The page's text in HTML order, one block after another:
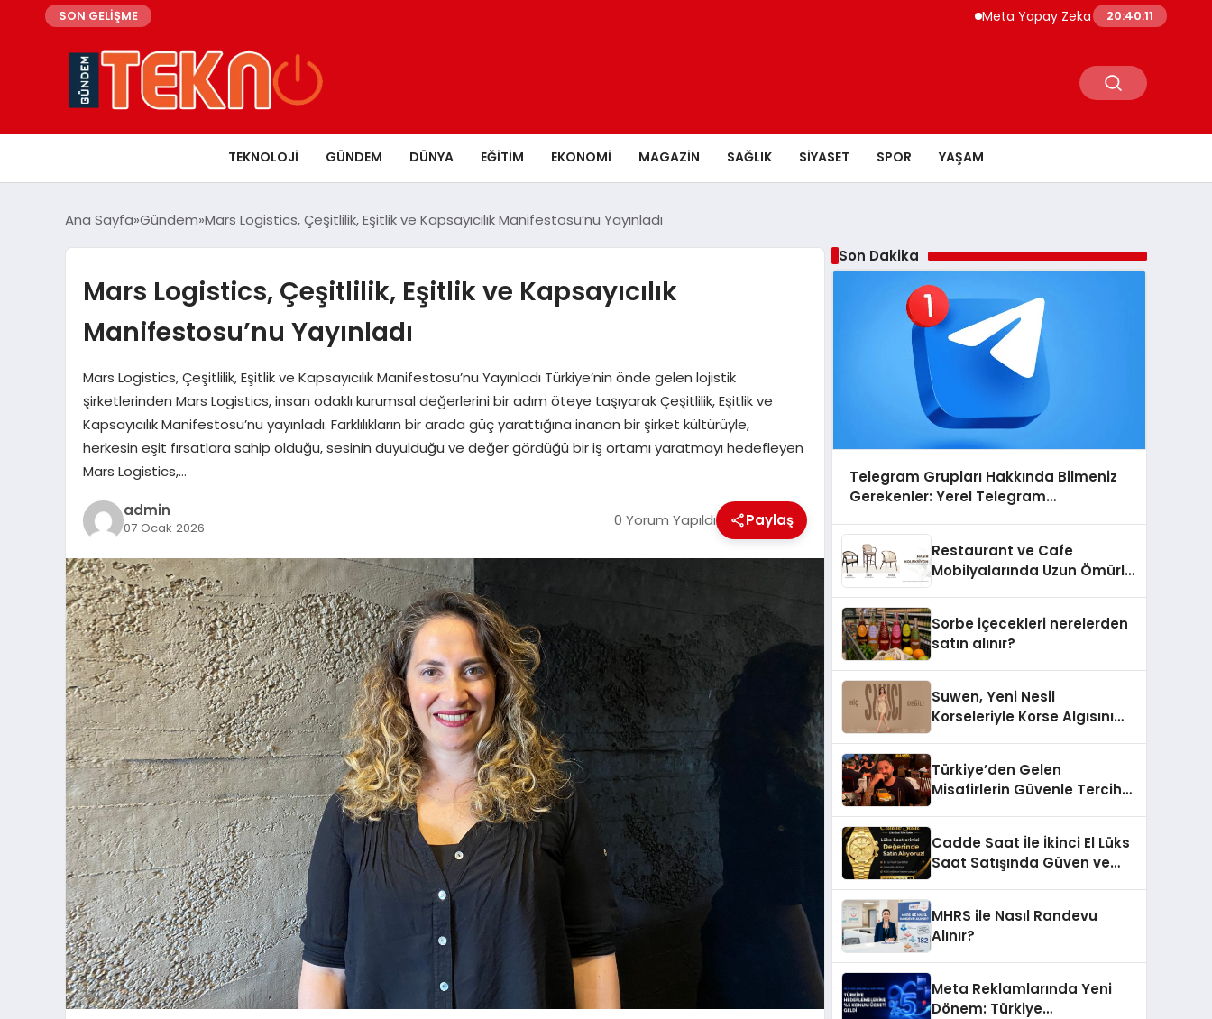
SON GELİŞME Meta Yapay Zeka Modeli Test Sırasında
20:40:12
TEKNOLOJI GÜNDEM DÜNYA EĞITIM EKONOMI MAGAZIN SAĞLIK SIYASET SPOR YAŞAM
Ana Sayfa Gündem Mars Logistics, Çeşitlilik, Eşitlik ve Kapsayıcılık Manifestosu’nu Yayınladı
Mars Logistics, Çeşitlilik, Eşitlik ve Kapsayıcılık
Manifestosu’nu Yayınladı
Mars Logistics, Çeşitlilik, Eşitlik ve Kapsayıcılık Manifestosu’nu Yayınladı Türkiye’nin önde gelen lojistik
şirketlerinden Mars Logistics, insan odaklı kurumsal değerlerini bir adım öteye taşıyarak Çeşitlilik, Eşitlik ve
Kapsayıcılık Manifestosu’nu yayınladı. Farklılıkların bir arada güç yarattığına inanan bir şirket kültürüyle,
herkesin eşit fırsatlara sahip olduğu, sesinin duyulduğu ve değer gördüğü bir iş ortamı yaratmayı hedefleyen
Mars Logistics,…
admin
07 Ocak 2026 0 Yorum Yapıldı Paylaş
Son Dakika
Telegram Grupları Hakkında Bilmeniz
Gerekenler: Yerel Telegram
Ulaşın
Restaurant ve Cafe
Mobilyalarında Uzun Ömürlü
Sorbe içecekleri nerelerden
satın alınır?
Suwen, Yeni Nesil
Korseleriyle Korse Algısını
Türkiye’den Gelen
Misafirlerin Güvenle Tercih
Dikkat Çekiyor
Cadde Saat İle İkinci El Lüks
Saat Satışında Güven ve
MHRS ile Nasıl Randevu
Alınır?
Meta Reklamlarında Yeni
Dönem: Türkiye